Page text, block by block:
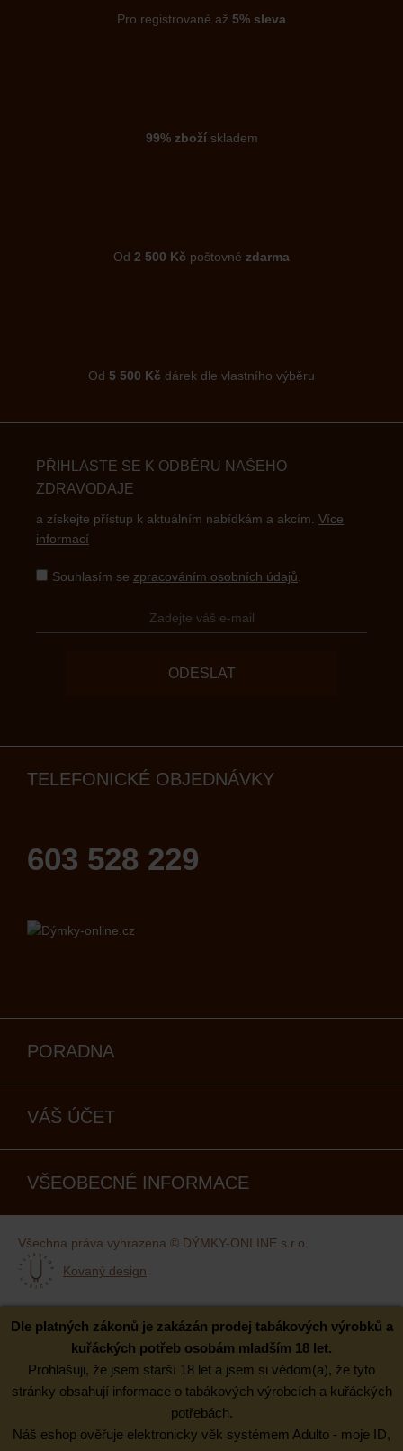
Pro registrované až 5% sleva
99% zbožískladem
Od 2 500 Kč poštovné zdarma
Od 5 500 Kč dárek dle vlastního výběru
PŘIHLASTE SE K ODBĚRU NAŠEHO
ZDRAVODAJE
a získejte přístup k aktuálním nabídkám a akcím. Více
informací
Souhlasím se zpracováním osobních údajů
ODESLAT
TELEFONICKÉ OBJEDNÁVKY
603 528 229
PORADNA
VÁŠ ÚČET
VŠEOBECNÉ INFORMACE
Všechna práva vyhrazena © DÝMKY-ONLINE s.r.o.
Kovaný design
Dle platných zákonů je zakázán prodej tabákových výrobků a
kuřáckých potřeb osobám mladším 18 let.
Prohlašuji, že jsem starší 18 let a jsem si vědom(a), že tyto
stránky obsahují informace o tabákových výrobcích a kuřáckých
potřebách.
Náš eshop ověřuje elektronicky věk systémem Adulto - moje ID,